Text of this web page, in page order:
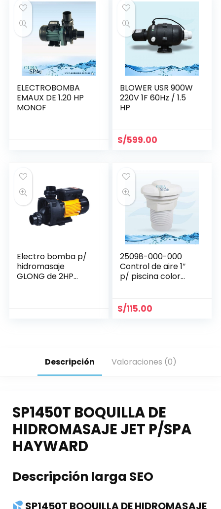
ELECTROBOMBA
EMAUX DE 1.20 HP
MONOF
BLOWER USR 900W
220V 1F 60Hz / 1.5
HP
S/599.00
Electro bomba p/
hidromasaje
GLONG de 2HP
25098-000-000
Control de aire 1″
p/ piscina color
S/115.00
Descripción Valoraciones (0)
SP1450T BOQUILLA DE
HIDROMASAJE JET P/SPA
HAYWARD
Descripción larga SEO
SP1450T BOQUILLA DE HIDROMASAJE